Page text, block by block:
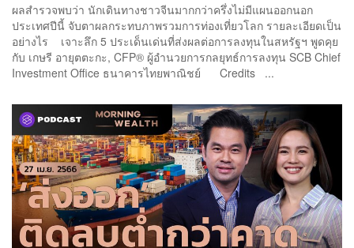
ผลสำรวจพบว่า นักเดินทางชาวจีนมากกว่าครึ่งไม่มีแผนออกนอก
ประเทศปีนี้ จับตาผลกระทบภาพรวมการท่องเที่ยวโลก รายละเอียดเป็น
อย่างไร เจาะลึก 5 ประเด็นเด่นที่ส่งผลต่อการลงทุนในสหรัฐฯ พูดคุย
กับ เกษรี อายุตตะกะ, CFP® ผู้อำนวยการกลยุทธ์การลงทุน SCB Chief
Investment Office ธนาคารไทยพาณิชย์ Credits ...